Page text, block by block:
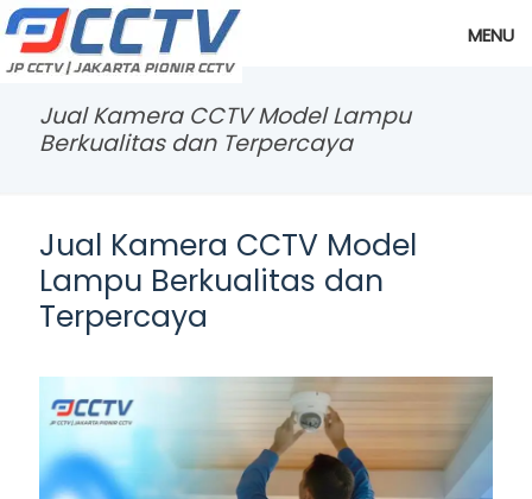
MENU
Jual Kamera CCTV Model Lampu
Berkualitas dan Terpercaya
Jual Kamera CCTV Model
Lampu Berkualitas dan
Terpercaya